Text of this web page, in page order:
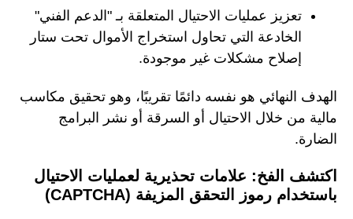
تعزيز عمليات الاحتيال المتعلقة بـ "الدعم الفني"
الخادعة التي تحاول استخراج الأموال تحت ستار
إصلاح مشكلات غير موجودة.
الهدف النهائي هو نفسه دائمًا تقريبًا، وهو تحقيق مكاسب
مالية من خلال الاحتيال أو السرقة أو نشر البرامج
الضارة.
اكتشف الفخ: علامات تحذيرية لعمليات الاحتيال
باستخدام رموز التحقق المزيفة (CAPTCHA)